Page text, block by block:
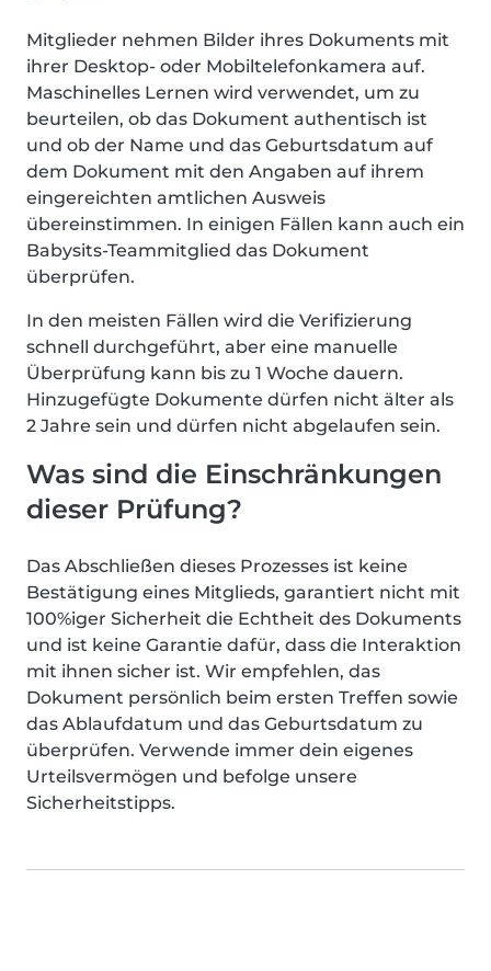
Mitglieder nehmen Bilder ihres Dokuments mit
ihrer Desktop- oder Mobiltelefonkamera auf.
Maschinelles Lernen wird verwendet, um zu
beurteilen, ob das Dokument authentisch ist
und ob der Name und das Geburtsdatum auf
dem Dokument mit den Angaben auf ihrem
eingereichten amtlichen Ausweis
übereinstimmen. In einigen Fällen kann auch ein
Babysits-Teammitglied das Dokument
überprüfen.
In den meisten Fällen wird die Verifizierung
schnell durchgeführt, aber eine manuelle
Überprüfung kann bis zu 1 Woche dauern.
Hinzugefügte Dokumente dürfen nicht älter als
2 Jahre sein und dürfen nicht abgelaufen sein.
Was sind die Einschränkungen
dieser Prüfung?
Das Abschließen dieses Prozesses ist keine
Bestätigung eines Mitglieds, garantiert nicht mit
100%iger Sicherheit die Echtheit des Dokuments
und ist keine Garantie dafür, dass die Interaktion
mit ihnen sicher ist. Wir empfehlen, das
Dokument persönlich beim ersten Treffen sowie
das Ablaufdatum und das Geburtsdatum zu
überprüfen. Verwende immer dein eigenes
Urteilsvermögen und befolge unsere
Sicherheitstipps.